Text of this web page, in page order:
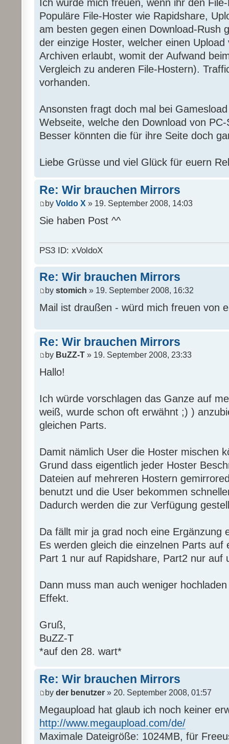
Ich würde mich freuen, wenn ihr den
Populäre File-Hoster wie Rapidshare,
am besten gegen einen Download-Rush
der einzige Hoster, welcher einen
Archiven erlaubt, womit der Aufwand
Vergleich zu anderen File-Hostern).
vorhanden.
Ansonsten fragt doch mal bei
Webseite, welche den Download von
Besser könnten die für ihre Seite doch
Liebe Grüsse und viel Glück für euern
Re: Wir brauchen Mirrors
by Voldo X » 19. September 2008, 14:03
Sie haben Post ^^
PS3 ID: xVoldoX
Re: Wir brauchen Mirrors
by stomich » 19. September 2008, 16:32
Mail ist draußen - würd mich freuen von
Re: Wir brauchen Mirrors
by BuZZ-T » 19. September 2008, 23:33
Hallo!
Ich würde vorschlagen das Ganze auf
weiß, wurde schon oft erwähnt ;) )
gleichen Parts.
Damit nämlich User die Hoster mischen
Grund dass eigentlich jeder Hoster
Dateien auf mehreren Hostern
benutzt und die User bekommen
Dadurch werden die zur Verfügung
Da fällt mir ja grad noch eine Ergänzung
Es werden gleich die einzelnen Parts auf
Part 1 nur auf Rapidshare, Part2 nur auf
Dann muss man auch weniger
Effekt.
Gruß,
BuZZ-T
*auf den 28. wart*
Re: Wir brauchen Mirrors
by der benutzer » 20. September 2008, 01:57
Megaupload hat glaub ich noch keiner
http://www.megaupload.com/de/
Maximale Dateigröße: 1024MB, für